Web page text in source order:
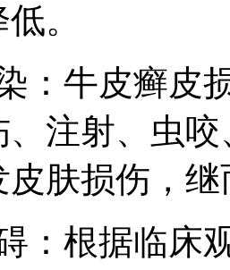
。
：牛皮癣皮
、注射、虫
肤损伤，
：根据临床